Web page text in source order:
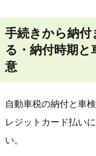
手続きから納
る・納付時期
意
自動車税の納付と車
レジットカード払い
い。